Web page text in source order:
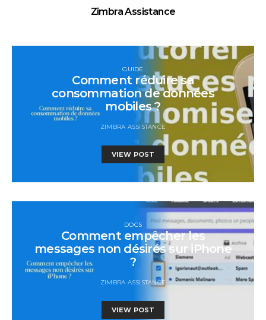
Zimbra Assistance
GUIDE
Comment réduire sa
consommation de données
mobiles ?
ZIMBRA ASSISTANCE
VIEW POST
DOCS
Comment empêcher les
messages non désirés sur iPhone
?
ZIMBRA ASSISTANCE
VIEW POST